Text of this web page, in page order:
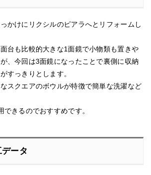
かけにリクシルのピアラへとリフォームし
台も比較的大きな1面鏡で小物類も置きや
、今回は3面鏡になったことで裏側に収納
すっきりとします。
スクエアのボウルが特徴で簡単な洗濯など
きるのでおすすめです。
ータ